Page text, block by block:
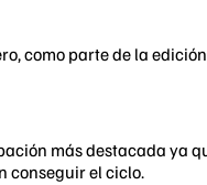
como parte de la
más destacada ya
conseguir el ciclo.